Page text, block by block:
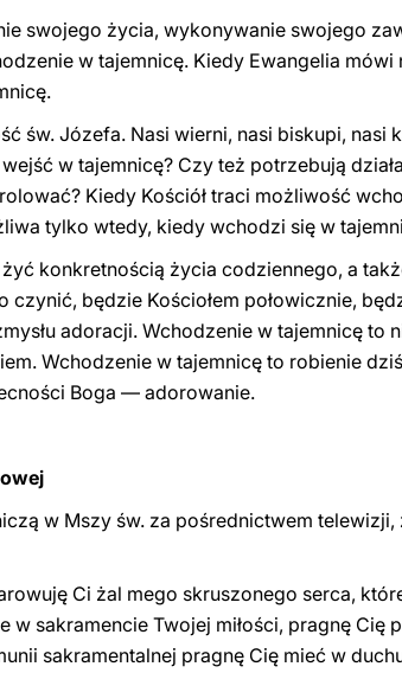
swojego życia, wykonywanie swojego
w tajemnicę. Kiedy Ewangelia mówi
św. Józefa. Nasi wierni, nasi biskupi, nasi
w tajemnicę? Czy też potrzebują
Kiedy Kościół traci możliwość
tylko wtedy, kiedy wchodzi się w
żyć konkretnością życia codziennego, a
będzie Kościołem połowicznie,
adoracji. Wchodzenie w tajemnicę to
Wchodzenie w tajemnicę to robienie
Boga — adorowanie.
w Mszy św. za pośrednictwem
Ci żal mego skruszonego serca,
w sakramencie Twojej miłości, pragnę Cię
sakramentalnej pragnę Cię mieć w